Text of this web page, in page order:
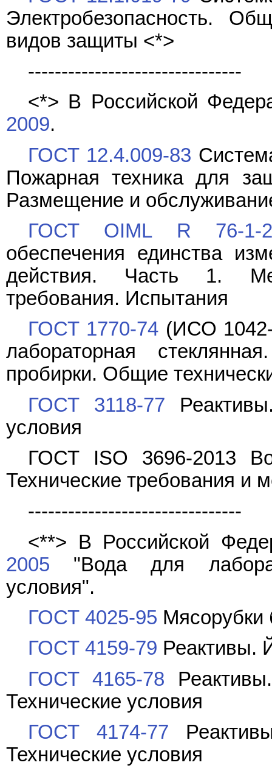
Электробезопасность.
видов защиты <*>
--------------------------------
<*> В Российской
2009.
ГОСТ 12.4.009-83
Пожарная техника для
Размещение и
ГОСТ OIML R 76-1-
обеспечения единства
действия. Часть 1.
требования. Испытания
ГОСТ 1770-74 (ИСО
лабораторная
пробирки. Общие
ГОСТ 3118-77
условия
ГОСТ ISO 3696-2013
Технические требования и
--------------------------------
<**> В Российской
2005 "Вода для
условия".
ГОСТ 4025-95 Мясорубки
ГОСТ 4159-79 Реактивы.
ГОСТ 4165-78
Технические условия
ГОСТ 4174-77
Технические условия